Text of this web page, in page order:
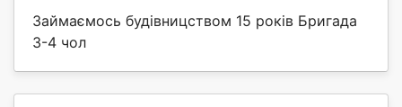
Займаємось будівницством 15 років Бригада
3-4 чол